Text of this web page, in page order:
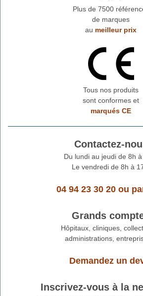
Plus de 7500
de marques
au meilleur prix
Tous nos produits
sont conformes et
marqués CE
Contactez-
Du lundi au jeudi de 8h à
Le vendredi de 8h à
04 94 23 30 20ou
Grands
Hôpitaux, cliniques,
administrations,
Demandez un
Inscrivez-vous à la